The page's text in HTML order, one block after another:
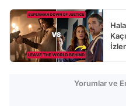
Yorumlar ve